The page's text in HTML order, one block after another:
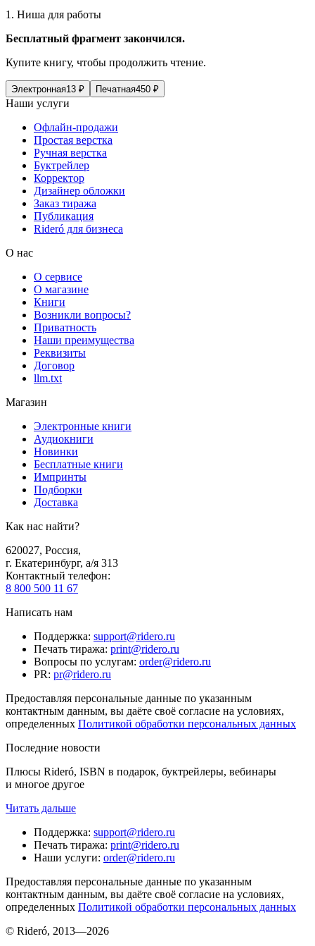
1. Ниша для работы
Бесплатный фрагмент закончился.
Купите книгу, чтобы продолжить чтение.
Электронная13 ₽ Печатная450 ₽
Наши услуги
Офлайн-продажи
Простая верстка
Ручная верстка
Буктрейлер
Корректор
Дизайнер обложки
Заказ тиража
Публикация
Rideró для бизнеса
О нас
О сервисе
О магазине
Книги
Возникли вопросы?
Приватность
Наши преимущества
Реквизиты
Договор
llm.txt
Магазин
Электронные книги
Аудиокниги
Новинки
Бесплатные книги
Импринты
Подборки
Доставка
Как нас найти?
620027, Россия,
г. Екатеринбург, а/я 313
Контактный телефон:
8 800 500 11 67
Написать нам
Поддержка: support@ridero.ru
Печать тиража: print@ridero.ru
Вопросы по услугам: order@ridero.ru
PR: pr@ridero.ru
Предоставляя персональные данные по указанным
контактным данным, вы даёте своё согласие на условиях,
определенных Политикой обработки персональных данных
Последние новости
Плюсы Rideró, ISBN в подарок, буктрейлеры, вебинары
и многое другое
Читать дальше
Поддержка: support@ridero.ru
Печать тиража: print@ridero.ru
Наши услуги: order@ridero.ru
Предоставляя персональные данные по указанным
контактным данным, вы даёте своё согласие на условиях,
определенных Политикой обработки персональных данных
© Rideró, 2013—2026